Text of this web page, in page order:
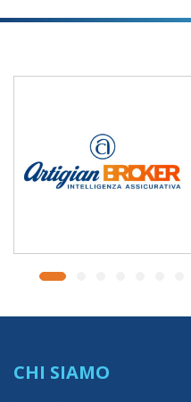
CHI SIAMO